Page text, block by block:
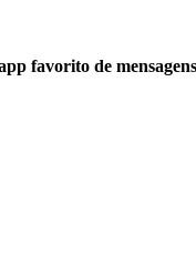
favorito de